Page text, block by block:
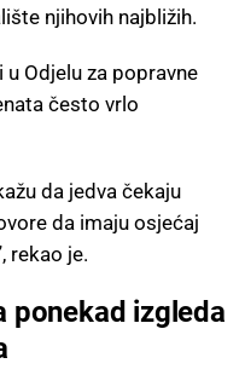
njihovih najbližih.
Odjelu za popravne
često vrlo
da jedva čekaju
da imaju osjećaj
rekao je.
ponekad izgleda